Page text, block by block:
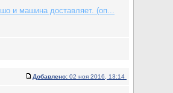
и машина доставляет. (оп...
Добавлено: 02 ноя 2016, 13:14